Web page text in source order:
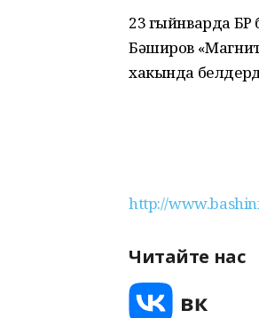
23 гыйнварда БР
Бәширов
хакында
http://
Читайте нас